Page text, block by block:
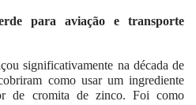
para aviação e transporte
significativamente na década de
como usar um ingrediente
de cromita de zinco. Foi como